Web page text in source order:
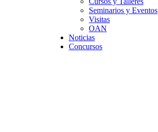
Seminarios y Eventos
Visitas
OAN
Noticias
Concursos